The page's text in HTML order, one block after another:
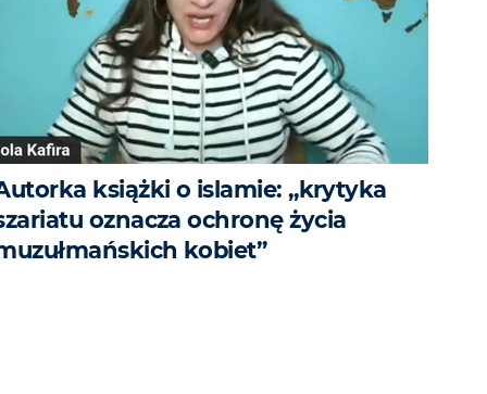
książki o islamie: „krytyka
oznacza ochronę życia
kobiet”